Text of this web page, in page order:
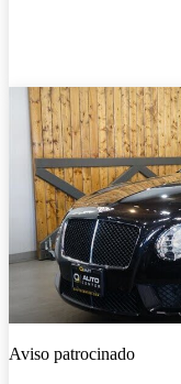
Aviso patrocinado